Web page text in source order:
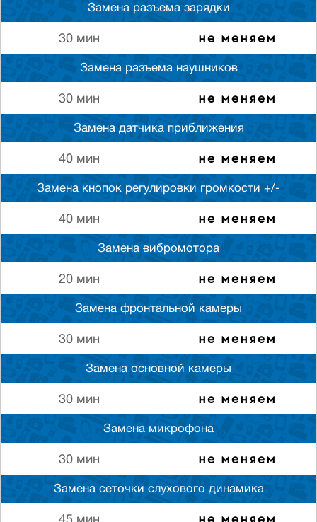
Замена разъема зарядки
30 мин не меняем
Замена разъема наушников
30 мин не меняем
Замена датчика приближения
40 мин не меняем
Замена кнопок регулировки громкости +/-
40 мин не меняем
Замена вибромотора
20 мин не меняем
Замена фронтальной камеры
30 мин не меняем
Замена основной камеры
30 мин не меняем
Замена микрофона
30 мин не меняем
Замена сеточки слуxового динамика
не меняем